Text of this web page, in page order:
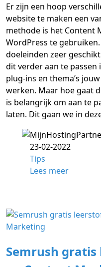
Er zijn een hoop
website te maken een
methode is het Content
WordPress te
doeleinden zeer
dit verder aan te
plug-ins en thema’s
werken. Maar hoe gaat
is belangrijk om aan te
laten. Dit gaan we in
23-02-2022
Tips
Lees meer
Semrush gratis